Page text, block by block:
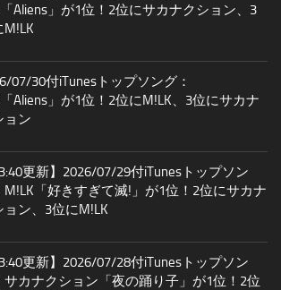
「Aliens」が1位！2位にサカナクション、3
M!LK
07/30付iTunesトップソング：
「Aliens」が1位！2位にM!LK、3位にサカナ
ョン
更新】2026/07/29付iTunesトップソン
M!LK「好きすぎて滅!」が1位！2位にサカナ
ョン、3位にM!LK
更新】2026/07/28付iTunesトップソン
サカナクション「夜の踊り子」が1位！2位